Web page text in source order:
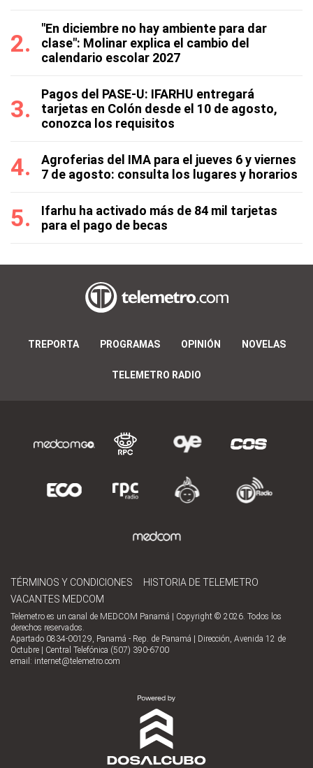
"En diciembre no hay ambiente para dar
clase": Molinar explica el cambio del
calendario escolar 2027
Pagos del PASE-U: IFARHU entregará
tarjetas en Colón desde el 10 de agosto,
conozca los requisitos
Agroferias del IMA para el jueves 6 y viernes
7 de agosto: consulta los lugares y horarios
Ifarhu ha activado más de 84 mil tarjetas
para el pago de becas
TREPORTA PROGRAMAS OPINIÓN NOVELAS
TELEMETRO RADIO
TÉRMINOS Y CONDICIONES
HISTORIA DE TELEMETRO
VACANTES MEDCOM
Telemetro es un canal de MEDCOM Panamá | Copyright © 2026. Todos los
derechos reservados.
Apartado 0834-00129, Panamá - Rep. de Panamá | Dirección, Avenida 12 de
Octubre | Central Telefónica (507) 390-6700
email: internet@telemetro.com